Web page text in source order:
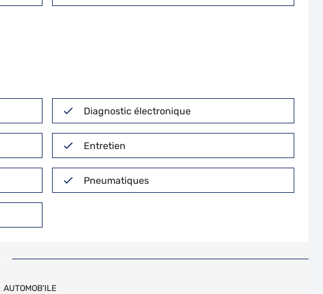
Diagnostic électronique
Entretien
Pneumatiques
AUTOMOB'ILE